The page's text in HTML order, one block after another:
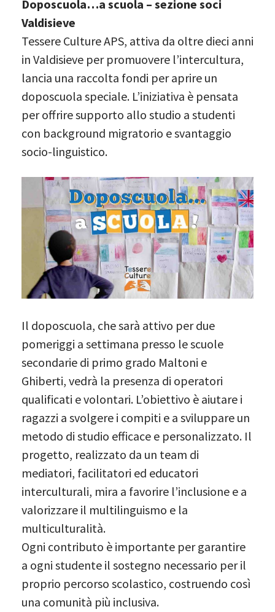
Doposcuola…a scuola – sezione soci
Valdisieve
Tessere Culture APS, attiva da oltre dieci anni
in Valdisieve per promuovere l’intercultura,
lancia una raccolta fondi per aprire un
doposcuola speciale. L’iniziativa è pensata
per offrire supporto allo studio a studenti
con background migratorio e svantaggio
socio-linguistico.
Il doposcuola, che sarà attivo per due
pomeriggi a settimana presso le scuole
secondarie di primo grado Maltoni e
Ghiberti, vedrà la presenza di operatori
qualificati e volontari. L’obiettivo è aiutare i
ragazzi a svolgere i compiti e a sviluppare un
metodo di studio efficace e personalizzato. Il
progetto, realizzato da un team di
mediatori, facilitatori ed educatori
interculturali, mira a favorire l’inclusione e a
valorizzare il multilinguismo e la
multiculturalità.
Ogni contributo è importante per garantire
a ogni studente il sostegno necessario per il
proprio percorso scolastico, costruendo così
una comunità più inclusiva.